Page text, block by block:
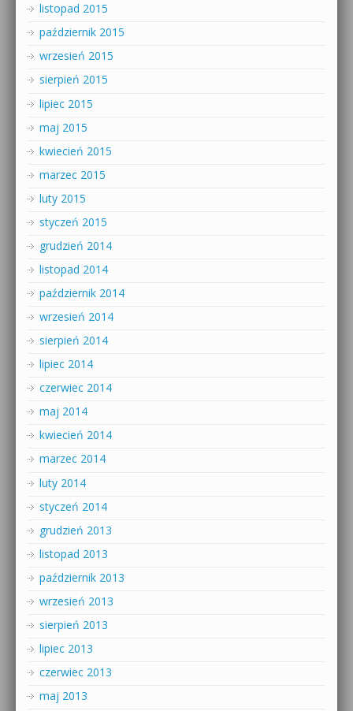
listopad 2015
październik 2015
wrzesień 2015
sierpień 2015
lipiec 2015
maj 2015
kwiecień 2015
marzec 2015
luty 2015
styczeń 2015
grudzień 2014
listopad 2014
październik 2014
wrzesień 2014
sierpień 2014
lipiec 2014
czerwiec 2014
maj 2014
kwiecień 2014
marzec 2014
luty 2014
styczeń 2014
grudzień 2013
listopad 2013
październik 2013
wrzesień 2013
sierpień 2013
lipiec 2013
czerwiec 2013
maj 2013